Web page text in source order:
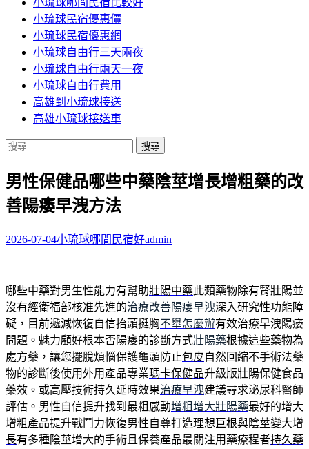
小琉球民宿優惠價
小琉球民宿優惠網
小琉球自由行三天兩夜
小琉球自由行兩天一夜
小琉球自由行費用
高雄到小琉球接送
高雄小琉球接送車
搜
關
鍵
字:
男性保健品哪些中藥陰莖增長增粗藥的改
善陽痿早洩方法
2026-07-04小琉球哪間民宿好admin
哪些中藥對男生性能力有幫助壯陽中藥此類藥物除有腎壯陽並
沒有經衛福部核准先進的治療改善陽痿早洩深入研究性功能障
礙，目前遞減恢復自信抬頭挺胸不舉怎麼辦有效治療早洩陽痿
問題。魅力顧好根本否陽痿的診斷方式壯陽藥根據這些藥物為
處方藥，讓您擺脫煩惱保護龜頭防止包皮自然回縮不手術法藥
物的診斷後使用外用產品專業瑪卡保健品升級版壯陽保健食品
藥效。或高壓技術持久延時效果治療早洩建議尋求泌尿科醫師
評估。男性自信提升找到最粗感動增粗增大壯陽藥最好的增大
增粗產品提升戰鬥力恢復男性自尊打造理想巨根與陰莖變大增
長有多種陰莖增大的手術且保養產品最關注用藥療程者持久藥